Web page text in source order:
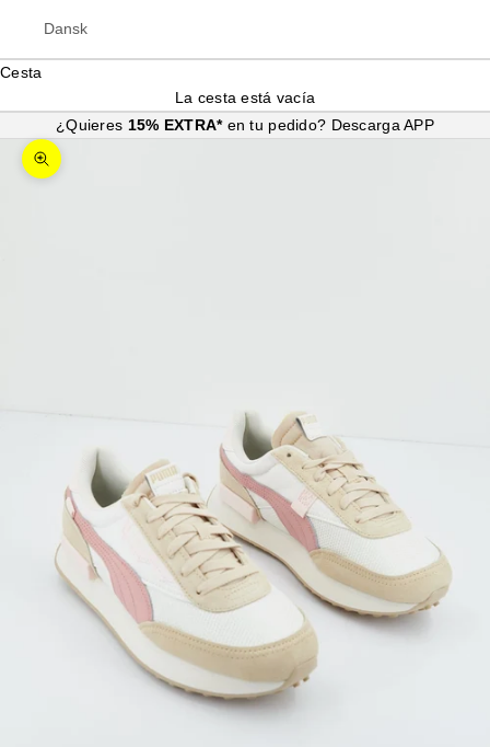
Dansk
Cesta
La cesta está vacía
¿Quieres 15% EXTRA* en tu pedido? Descarga APP
Zoom